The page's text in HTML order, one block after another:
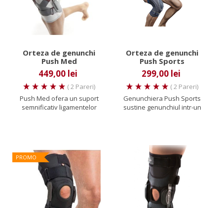
Orteza de genunchi
Push Med
449,00 lei
( 2 Pareri)
Push Med ofera un suport
semnificativ ligamentelor
Orteza de genunchi
Push Sports
299,00 lei
( 2 Pareri)
Genunchiera Push Sports
sustine genunchiul intr-un
PROMO